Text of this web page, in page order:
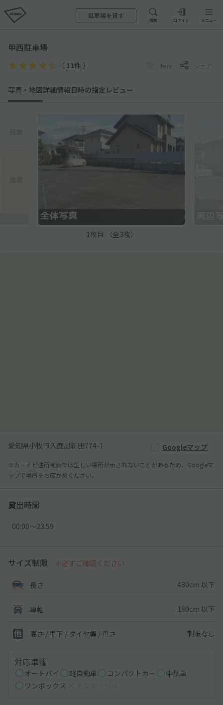
駐車場を貸す
検索 ログイン メニュー
甲西駐車場
（ 11件 ） 保存 シェア
写真・地図詳細情報日時の指定 レビュー
1 枚目 （全3枚）
愛知県小牧市入鹿出新田774-1 Googleマップ
※カーナビ住所検索では正しい場所が示されないことがあるため、Googleマ
ップで場所をお確かめください。
貸出時間
00:00〜23:59
サイズ制限 ※必ずご確認ください
長さ 480cm 以下
車幅 180cm 以下
高さ / 車下 / タイヤ幅 / 重さ 制限なし
対応車種
オートバイ 軽自動車 コンパクトカー
中型車
ワンボックス